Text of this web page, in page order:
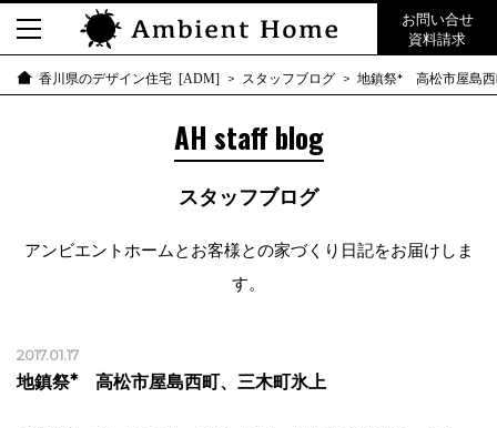
お問い合せ
資料請求
香川県のデザイン住宅 [ADM] スタッフブログ 地鎮祭* 高松市屋島西
AH staff blog
スタッフブログ
アンビエントホームとお客様との家づくり日記をお届けしま
す。
2017.01.17
地鎮祭* 高松市屋島西町、三木町氷上